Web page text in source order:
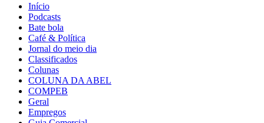
Início
Podcasts
Bate bola
Café & Política
Jornal do meio dia
Classificados
Colunas
COLUNA DA ABEL
COMPEB
Geral
Empregos